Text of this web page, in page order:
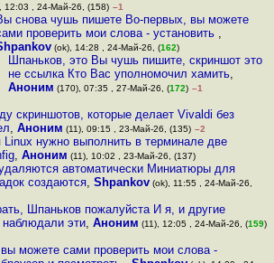
12:03 , 24-Май-26, (158) –1
снова чушь пишете Во-первых, вы можете
проверить мои слова - установить ,
(ok), 14:28 , 24-Май-26, (162)
Шпаньков, это Вы чушь пишите, скриншот это
не ссылка Кто Вас уполномочил хамить,
Аноним (170), 07:35 , 27-Май-26, (172) –1
скриншотов, которые делает Vivaldi без
,Аноним (11), 09:15 , 23-Май-26, (135) –2
Linux нужно выполнить в терминале две
, Аноним (11), 10:02 , 23-Май-26, (137)
автоматически Миниатюры для
создаются, Shpankov(ok), 11:55 , 24-Май-26,
Шпаньков пожалуйста И я, и другие
наблюдали эти,Аноним (11), 12:05 , 24-Май-26, (159)
можете сами проверить мои слова -